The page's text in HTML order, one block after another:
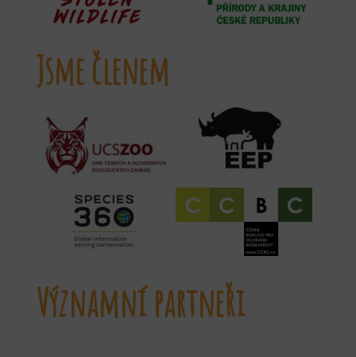
Jsme členem
Významní partneři